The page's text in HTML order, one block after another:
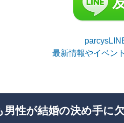
最新情報やイベン
男性が結婚の決め手に